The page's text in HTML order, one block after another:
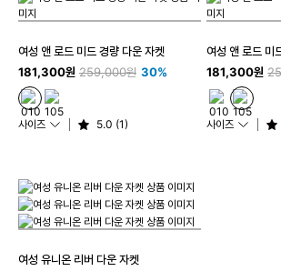
여성 앤 로드 미드 경량 다운 자켓
181,300원 259,000원 30%
사이즈 5.0 (1)
여성 앤 로드 미
181,300원
사이즈
여성 유니온 리버 다운 자켓